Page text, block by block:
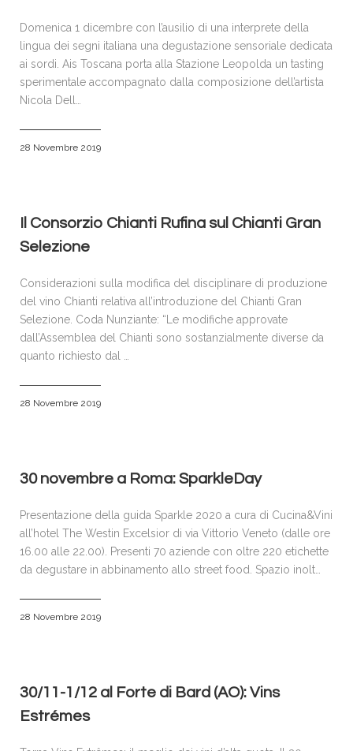
Domenica 1 dicembre con l’ausilio di una interprete della
lingua dei segni italiana una degustazione sensoriale dedicata
ai sordi. Ais Toscana porta alla Stazione Leopolda un tasting
sperimentale accompagnato dalla composizione dell’artista
Nicola Dell…
28 Novembre 2019
Il Consorzio Chianti Rufina sul Chianti Gran
Selezione
Considerazioni sulla modifica del disciplinare di produzione
del vino Chianti relativa all’introduzione del Chianti Gran
Selezione. Coda Nunziante: “Le modifiche approvate
dall’Assemblea del Chianti sono sostanzialmente diverse da
quanto richiesto dal …
28 Novembre 2019
30 novembre a Roma: SparkleDay
Presentazione della guida Sparkle 2020 a cura di Cucina&Vini
all’hotel The Westin Excelsior di via Vittorio Veneto (dalle ore
16.00 alle 22.00). Presenti 70 aziende con oltre 220 etichette
da degustare in abbinamento allo street food. Spazio inolt…
28 Novembre 2019
30/11-1/12 al Forte di Bard (AO): Vins
Estrémes